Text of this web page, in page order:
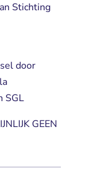
Stichting
door
SGL
GEEN